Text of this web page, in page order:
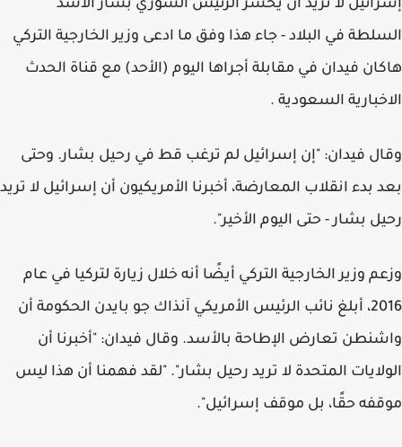
إسرائيل لا تريد أن يخسر الرئيس السوري بشار الأسد
السلطة في البلاد - جاء هذا وفق ما ادعى وزير الخارجية التركي
هاكان فيدان في مقابلة أجراها اليوم (الأحد) مع قناة الحدث
الاخبارية السعودية .
وقال فيدان: "إن إسرائيل لم ترغب قط في رحيل بشار. وحتى
بعد بدء انقلاب المعارضة، أخبرنا الأمريكيون أن إسرائيل لا تريد
رحيل بشار - حتى اليوم الأخير".
وزعم وزير الخارجية التركي أيضًا أنه خلال زيارة لتركيا في عام
2016، أبلغ نائب الرئيس الأمريكي آنذاك جو بايدن الحكومة أن
واشنطن تعارض الإطاحة بالأسد. وقال فيدان: "أخبرنا أن
الولايات المتحدة لا تريد رحيل بشار". "لقد فهمنا أن هذا ليس
موقفه حقًا، بل موقف إسرائيل".